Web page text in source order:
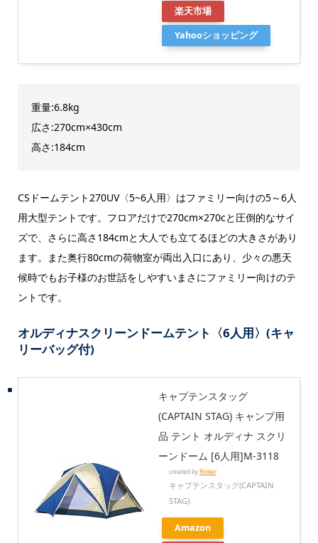
楽天市場
Yahooショッピング
重量:6.8kg
広さ:270cm×430cm
高さ:184cm
CSドームテント270UV〈5~6人用〉はファミリー向けの5～6人
用大型テントです。フロアだけで270cm×270cと圧倒的なサイ
ズで、さらに高さ184cmと大人でも立てるほどの大きさがあり
ます。また奥行80cmの荷物室が両出入口にあり、少々の悪天
候時でもお子様のお世話をしやすいまさにファミリー向けのテ
ントです。
オルディナスクリーンドームテント〈6人用〉(キャ
リーバッグ付)
キャプテンスタッグ
(CAPTAIN STAG) キャンプ用
品 テント オルディナ スクリ
ーンドーム [6人用]M-3118
created by Rinker
キャプテンスタッグ(CAPTAIN
STAG)
Amazon